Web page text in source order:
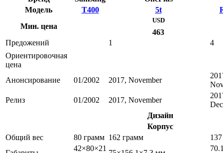
Модель
T400 5t
Мин. цена
USD
463
Предожений
1
4
Ориентировочная
цена
Анонсирование
01/2002 2017, November
Релиз
01/2002 2017, November
Дизайн
Корпус
Общий вес
80 грамм 162 грамм
42×80×21